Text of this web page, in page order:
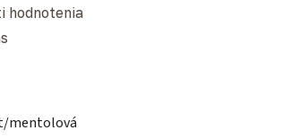
je 0,0 z 5 hviezdičiek.
hodnotenia
mentolová